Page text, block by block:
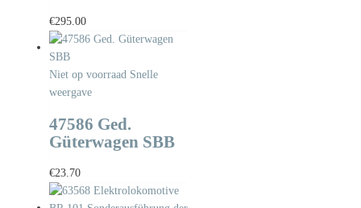
€295.00
Niet op voorraad Snelle
weergave
47586 Ged.
Güterwagen SBB
€23.70